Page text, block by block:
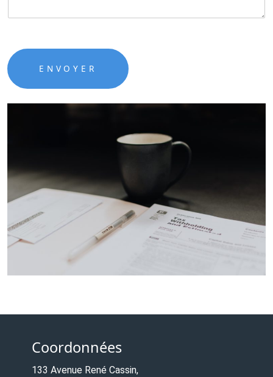
ENVOYER
Coordonnées
133 Avenue René Cassin,